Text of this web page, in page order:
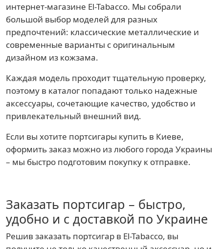
интернет-магазине El-Tabacco. Мы собрали
большой выбор моделей для разных
предпочтений: классические металлические и
современные варианты с оригинальным
дизайном из кожзама.
Каждая модель проходит тщательную проверку,
поэтому в каталог попадают только надежные
аксессуары, сочетающие качество, удобство и
привлекательный внешний вид.
Если вы хотите портсигары купить в Киеве,
оформить заказ можно из любого города Украины
– мы быстро подготовим покупку к отправке.
Заказать портсигар – быстро,
удобно и с доставкой по Украине
Решив заказать портсигар в El-Tabacco, вы